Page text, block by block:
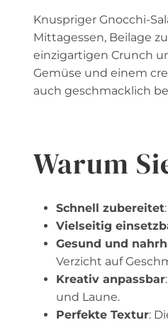
Knuspriger Gnocchi-
Mittagessen, Beilage
einzigartigen Crunch
Gemüse und einem
auch geschmacklich
Warum
Schnell zubereitet
Vielseitig
Gesund und
Verzicht auf
Kreativ anpassbar
und Laune.
Perfekte Textur: